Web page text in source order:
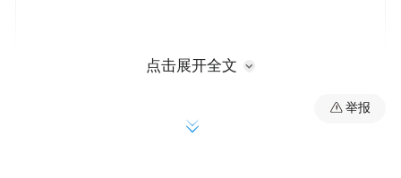
层军事指挥官和核科学家
点击展开全文
举报